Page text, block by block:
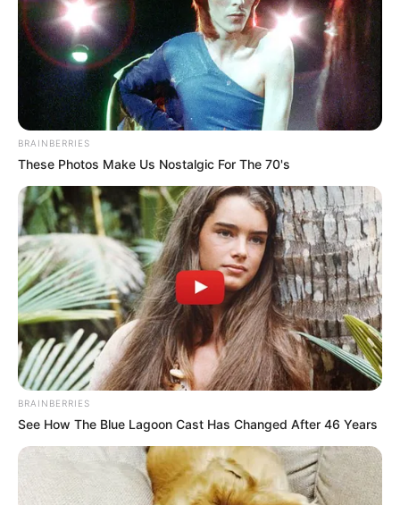
ΤΑΥΤΟΤΗΤΑ ΚΑΙ ΕΠΙΚΟΙΝΩΝΙΑ ΟΡΟΙ ΧΡΗΣΗΣ
© 2025 EVIANEWS του Γιώργου Κουτσελίνη
BRAINBERRIES
These Photos Make Us Nostalgic For The 70's
BRAINBERRIES
See How The Blue Lagoon Cast Has Changed After 46 Years